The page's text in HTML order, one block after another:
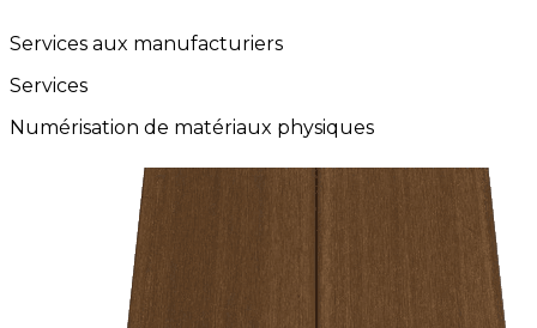
Services aux manufacturiers
Services
Numérisation de matériaux physiques